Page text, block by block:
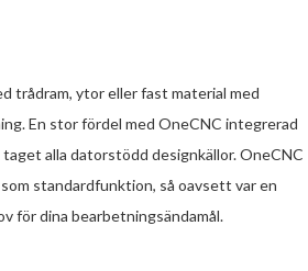
trådram, ytor eller fast material med
En stor fördel med OneCNC integrerad
alla datorstödd designkällor. OneCNC
standardfunktion, så oavsett var en
för dina bearbetningsändamål.